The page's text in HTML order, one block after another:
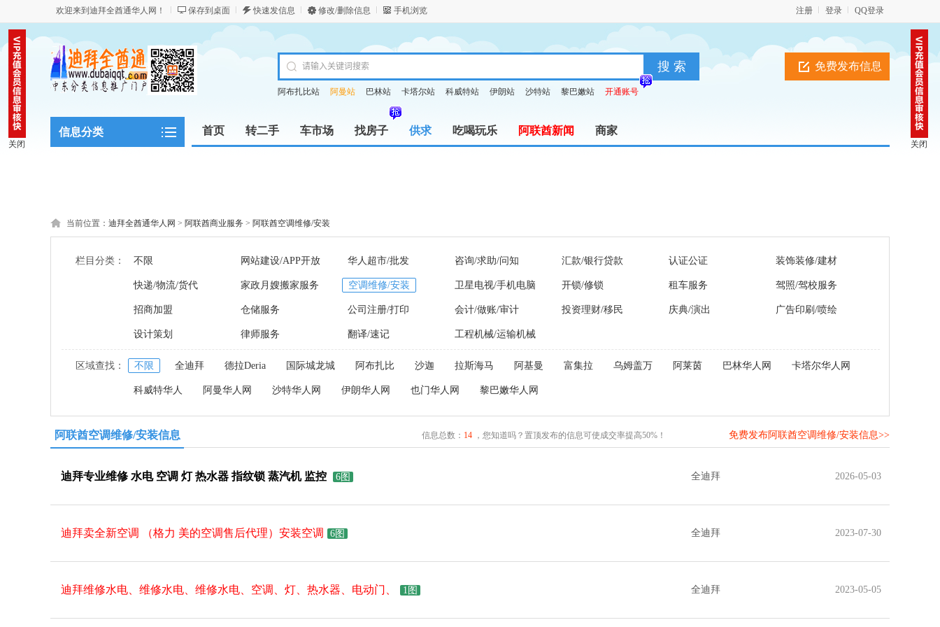
欢迎来到迪拜全酋通华人网！ 保存到桌面 快速发信息 修改/删除信息 手机浏览 QQ登录
登录
注册
免费发布信息
阿布扎比站 阿曼站 巴林站 卡塔尔站 科威特站 伊朗站 沙特站 黎巴嫩站 开通账号
信息分类 首页 转二手 车市场 找房子 供求 吃喝玩乐 阿联酋新闻 商家
当前位置： 迪拜全酋通华人网 > 阿联酋商业服务 > 阿联酋空调维修/安装
栏目分类： 不限 网站建设/APP开放 华人超市/批发 咨询/求助/问知 汇款/银行贷款 认证公证 装饰装修/建材
快递/物流/货代 家政月嫂搬家服务 空调维修/安装 卫星电视/手机电脑 开锁/修锁 租车服务 驾照/驾校服务
招商加盟 仓储服务 公司注册/打印 会计/做账/审计 投资理财/移民 庆典/演出 广告印刷/喷绘
设计策划 律师服务 翻译/速记 工程机械/运输机械
区域查找： 不限 全迪拜 德拉Deria 国际城龙城 阿布扎比 沙迦 拉斯海马 阿基曼 富集拉 乌姆盖万 阿莱茵 巴林华人网 卡塔尔华人网
科威特华人 阿曼华人网 沙特华人网 伊朗华人网 也门华人网 黎巴嫩华人网
阿联酋空调维修/安装信息 信息总数： 14，您知道吗？置顶发布的信息可使成交率提高50%！ 免费发布阿联酋空调维修/安装信息>>
迪拜专业维修 水电 空调 灯 热水器 指纹锁 蒸汽机 监控 6图 全迪拜 2026-05-03
迪拜卖全新空调 （格力 美的空调售后代理）安装空调 6图 全迪拜 2023-07-30
迪拜维修水电、维修水电、维修水电、空调、灯、热水器、电动门、 1图 全迪拜 2023-05-05
关闭 关闭